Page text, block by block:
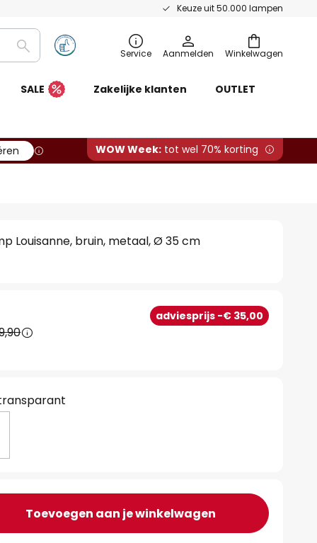
Keuze uit 50.000 lampen
Winkelwagen
Zoeken Service Aanmelden
SALE Zakelijke klanten OUTLET
WOW Week: tot wel 70% korting
Louisanne, bruin, metaal, Ø 35 cm
adviesprijs -€ 35,00
Toevoegen aan je winkelwagen